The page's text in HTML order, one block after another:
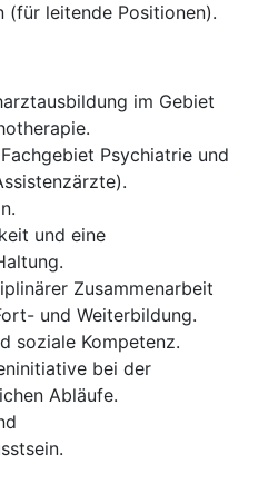
(für leitende Positionen).
im Gebiet
Psychiatrie und
und eine
Zusammenarbeit
und Weiterbildung.
soziale Kompetenz.
bei der
Abläufe.